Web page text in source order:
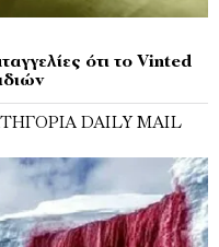
ότι το Vinted
DAILY MAIL